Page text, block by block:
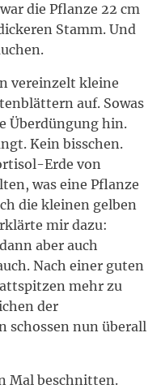
die Pflanze 22 cm
Stamm. Und
vereinzelt kleine
auf. Sowas
Überdüngung hin.
Kein bisschen.
Erde von
was eine Pflanze
die kleinen gelben
mir dazu:
aber auch
Nach einer guten
mehr zu
der
schossen nun überall
Mal beschnitten.